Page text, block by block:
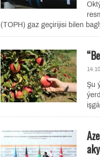
(TOPH) gaz geçirijisi bilen
Şu